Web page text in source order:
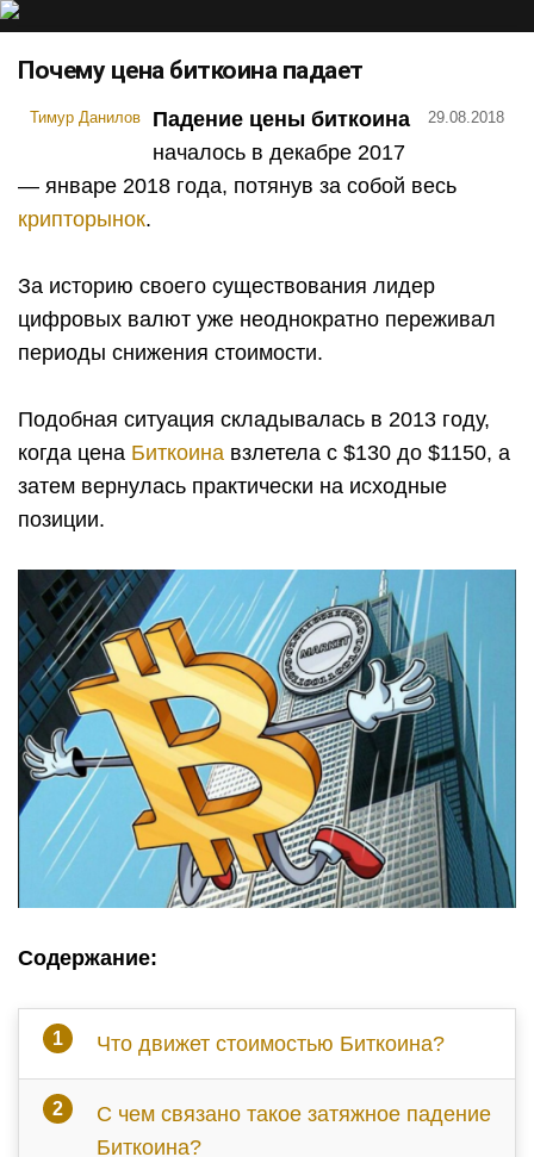
Почему цена биткоина падает
Тимур Данилов 29.08.2018
Падение цены биткоина
началось в декабре 2017
— январе 2018 года, потянув за собой весь
крипторынок.
За историю своего существования лидер
цифровых валют уже неоднократно переживал
периоды снижения стоимости.
Подобная ситуация складывалась в 2013 году,
когда цена Биткоина взлетела с $130 до $1150, а
затем вернулась практически на исходные
позиции.
Содержание:
Что движет стоимостью Биткоина?
С чем связано такое затяжное падение
Биткоина?